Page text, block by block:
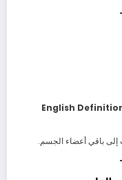
English
إلى باقي أعضاء الجسم.